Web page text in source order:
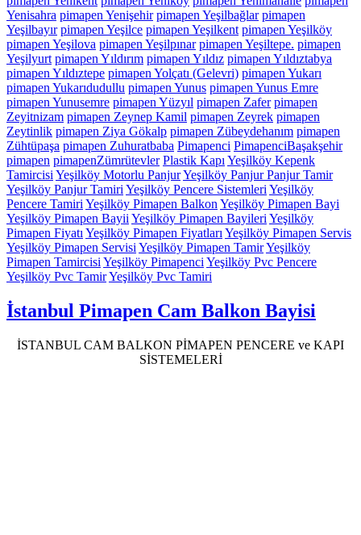
Yenisahra pimapen Yenişehir pimapen Yeşilbağlar pimapen
Yeşilbayır pimapen Yeşilce pimapen Yeşilkent pimapen Yeşilköy
pimapen Yeşilova pimapen Yeşilpınar pimapen Yeşiltepe. pimapen
Yeşilyurt pimapen Yıldırım pimapen Yıldız pimapen Yıldıztabya
pimapen Yıldıztepe pimapen Yolçatı (Gelevri) pimapen Yukarı
pimapen Yukarıdudullu pimapen Yunus pimapen Yunus Emre
pimapen Yunusemre pimapen Yüzyıl pimapen Zafer pimapen
Zeyitnizam pimapen Zeynep Kamil pimapen Zeyrek pimapen
Zeytinlik pimapen Ziya Gökalp pimapen Zübeydehanım pimapen
Zühtüpaşa pimapen Zuhuratbaba Pimapenci PimapenciBaşakşehir
pimapen pimapenZümrütevler Plastik Kapı Yeşilköy Kepenk
Tamircisi Yeşilköy Motorlu PanjurYeşilköy Panjur Panjur Tamir
Yeşilköy Panjur Tamiri Yeşilköy Pencere Sistemleri Yeşilköy
Pencere Tamiri Yeşilköy Pimapen Balkon Yeşilköy Pimapen Bayi
Yeşilköy Pimapen Bayii Yeşilköy Pimapen Bayileri Yeşilköy
Pimapen Fiyatı Yeşilköy Pimapen Fiyatları Yeşilköy Pimapen Servis
Yeşilköy Pimapen Servisi Yeşilköy Pimapen TamirYeşilköy
Pimapen Tamircisi Yeşilköy Pimapenci Yeşilköy Pvc Pencere
Yeşilköy Pvc TamirYeşilköy Pvc Tamiri
İstanbul Pimapen Cam Balkon Bayisi
İSTANBUL CAM BALKON PİMAPEN PENCERE ve KAPI
SİSTEMELERİ